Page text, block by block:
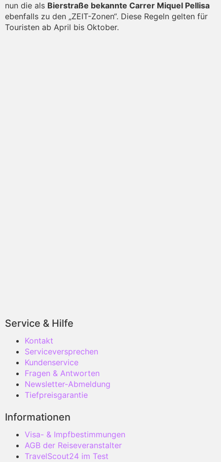
nun die als Bierstraße bekannte Carrer Miquel Pellisa
ebenfalls zu den „ZEIT-Zonen“. Diese Regeln gelten für
Touristen ab April bis Oktober.
Service & Hilfe
Kontakt
Serviceversprechen
Kundenservice
Fragen & Antworten
Newsletter-Abmeldung
Tiefpreisgarantie
Informationen
Visa- & Impfbestimmungen
AGB der Reiseveranstalter
TravelScout24 im Test